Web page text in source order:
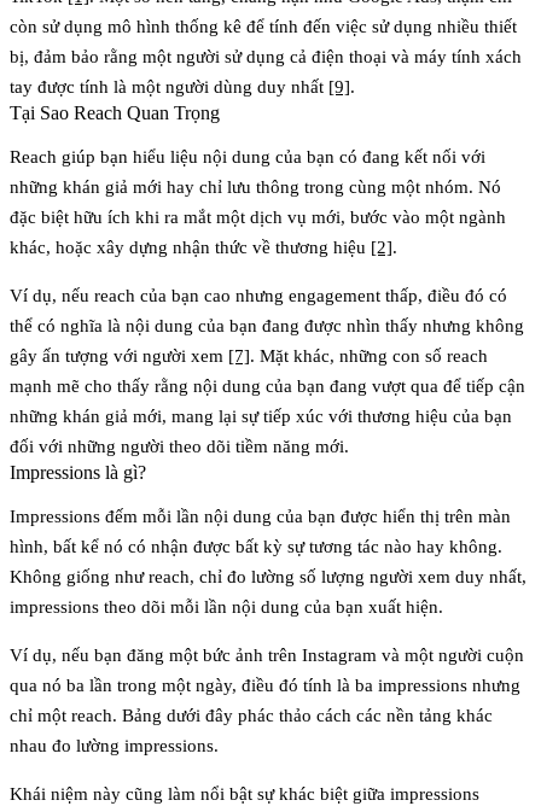
còn sử dụng mô hình thống kê để tính đến việc sử dụng nhiều thiết
bị, đảm bảo rằng một người sử dụng cả điện thoại và máy tính xách
tay được tính là một người dùng duy nhất [9].
Tại Sao Reach Quan Trọng
Reach giúp bạn hiểu liệu nội dung của bạn có đang kết nối với
những khán giả mới hay chỉ lưu thông trong cùng một nhóm. Nó
đặc biệt hữu ích khi ra mắt một dịch vụ mới, bước vào một ngành
khác, hoặc xây dựng nhận thức về thương hiệu [2].
Ví dụ, nếu reach của bạn cao nhưng engagement thấp, điều đó có
thể có nghĩa là nội dung của bạn đang được nhìn thấy nhưng không
gây ấn tượng với người xem [7]. Mặt khác, những con số reach
mạnh mẽ cho thấy rằng nội dung của bạn đang vượt qua để tiếp cận
những khán giả mới, mang lại sự tiếp xúc với thương hiệu của bạn
đối với những người theo dõi tiềm năng mới.
Impressions là gì?
Impressions đếm mỗi lần nội dung của bạn được hiển thị trên màn
hình, bất kể nó có nhận được bất kỳ sự tương tác nào hay không.
Không giống như reach, chỉ đo lường số lượng người xem duy nhất,
impressions theo dõi mỗi lần nội dung của bạn xuất hiện.
Ví dụ, nếu bạn đăng một bức ảnh trên Instagram và một người cuộn
qua nó ba lần trong một ngày, điều đó tính là ba impressions nhưng
chỉ một reach. Bảng dưới đây phác thảo cách các nền tảng khác
nhau đo lường impressions.
Khái niệm này cũng làm nổi bật sự khác biệt giữa impressions